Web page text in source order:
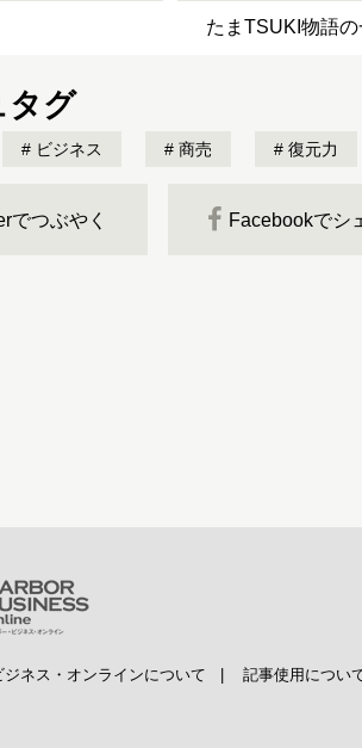
たまTSUKI物語
タグ
ビジネス 商売 復元力
でつぶやく Facebookでシ
ネス・オンラインについて 記事使用につい